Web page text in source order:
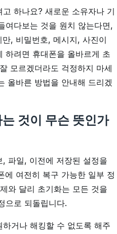
하나요? 새로운 소유자나 기
여다보는 것을 원치 않는다면,
, 비밀번호, 메시지, 사진이
하려면 휴대폰을 올바르게 초
모르겠더라도 걱정하지 마세
올바른 방법을 안내해 드리겠
것이 무슨 뜻인가
파일, 이전에 저장된 설정을
에 여전히 복구 가능한 일부 정
와 달리 초기화는 모든 것을
으로 되돌립니다.
거나 해킹할 수 없도록 해주